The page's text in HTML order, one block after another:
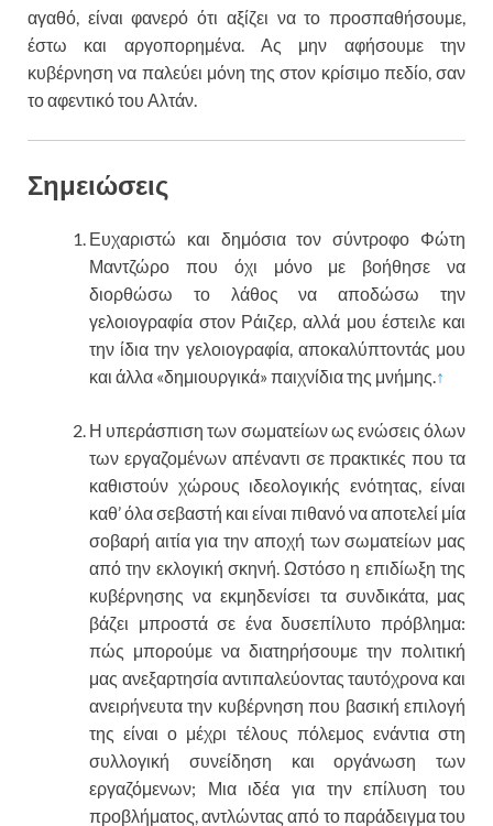
αγαθό, είναι φανερό ότι αξίζει να το προσπαθήσουμε,
έστω και αργοπορημένα. Ας μην αφήσουμε την
κυβέρνηση να παλεύει μόνη της στον κρίσιμο πεδίο, σαν
το αφεντικό του Αλτάν.
Σημειώσεις
Ευχαριστώ και δημόσια τον σύντροφο Φώτη
Μαντζώρο που όχι μόνο με βοήθησε να
διορθώσω το λάθος να αποδώσω την
γελοιογραφία στον Ράιζερ, αλλά μου έστειλε και
την ίδια την γελοιογραφία, αποκαλύπτοντάς μου
και άλλα «δημιουργικά» παιχνίδια της μνήμης.↑
Η υπεράσπιση των σωματείων ως ενώσεις όλων
των εργαζομένων απέναντι σε πρακτικές που τα
καθιστούν χώρους ιδεολογικής ενότητας, είναι
καθ’ όλα σεβαστή και είναι πιθανό να αποτελεί μία
σοβαρή αιτία για την αποχή των σωματείων μας
από την εκλογική σκηνή. Ωστόσο η επιδίωξη της
κυβέρνησης να εκμηδενίσει τα συνδικάτα, μας
βάζει μπροστά σε ένα δυσεπίλυτο πρόβλημα:
πώς μπορούμε να διατηρήσουμε την πολιτική
μας ανεξαρτησία αντιπαλεύοντας ταυτόχρονα και
ανειρήνευτα την κυβέρνηση που βασική επιλογή
της είναι ο μέχρι τέλους πόλεμος ενάντια στη
συλλογική συνείδηση και οργάνωση των
εργαζόμενων; Μια ιδέα για την επίλυση του
προβλήματος, αντλώντας από το παράδειγμα του